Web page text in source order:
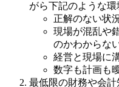
がら下記のような
正解のない状
現場が混乱や
のかわからな
経営と現場に
数字も計画も
最低限の財務や会